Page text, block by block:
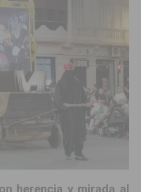
herencia y mirada al